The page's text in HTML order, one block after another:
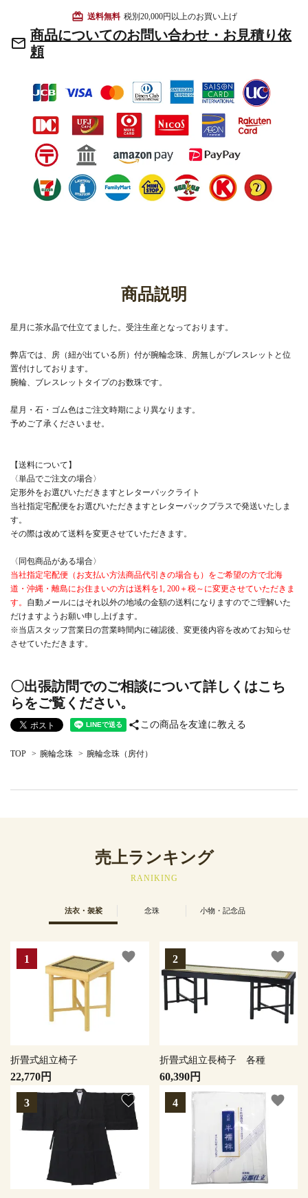
card_giftcard 送料無料 税別20,000円以上のお買い上げ
mail_outline 商品についてのお問い合わせ・お見積り依
頼
商品説明
星月に茶水晶で仕立てました。受注生産となっております。
弊店では、房（紐が出ている所）付が腕輪念珠、房無しがブレスレットと位
置付けしております。
腕輪、ブレスレットタイプのお数珠です。
星月・石・ゴム色はご注文時期により異なります。
予めご了承くださいませ。
【送料について】
〈単品でご注文の場合〉
定形外をお選びいただきますとレターパックライト
当社指定宅配便をお選びいただきますとレターパックプラスで発送いたしま
す。
その際は改めて送料を変更させていただきます。
〈同包商品がある場合〉
当社指定宅配便（お支払い方法商品代引きの場合も）をご希望の方で北海
道・沖縄・離島にお住まいの方は送料を1, 200＋税～に変更させていただきま
す。 自動メールにはそれ以外の地域の金額の送料になりますのでご理解いた
だけますようお願い申し上げます。
※当店スタッフ営業日の営業時間内に確認後、変更後内容を改めてお知らせ
させていただきます。
〇出張訪問でのご相談について詳しくはこち
らをご覧ください。
share この商品を友達に教える
TOP > 腕輪念珠 > 腕輪念珠（房付）
売上ランキング
RANIKING
法衣・袈裟 念珠 小物・記念品
折畳式組立椅子
22,770円
favorite
折畳式組立長椅子 各種
60,390円
favorite
favorite favorite